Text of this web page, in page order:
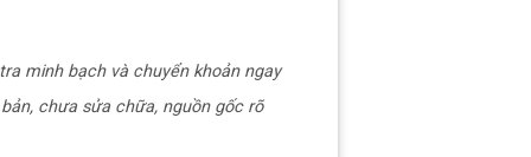
minh bạch và chuyển khoản ngay
chưa sửa chữa, nguồn gốc rõ